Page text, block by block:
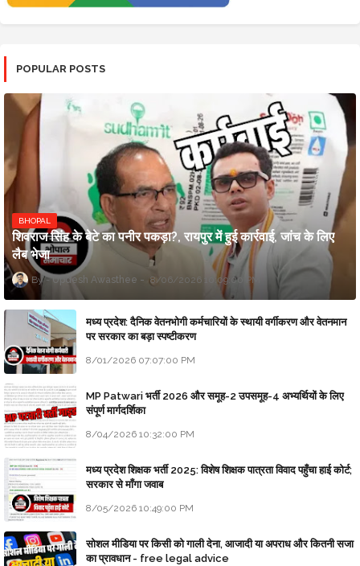
POPULAR POSTS
BHOPAL
शिवराज सिंह के बेटे का पनीर पकड़ा?, रायपुर में हुई कार्रवाई, जांच के लिए
लैब भेजा
Updesh Awasthee 8/06/2026 10:09:00 PM
मध्य प्रदेश: दैनिक वेतनभोगी कर्मचारियों के स्थायी वर्गीकरण और वेतनमान
पर सरकार का बड़ा स्पष्टीकरण
8/01/2026 07:07:00 PM
MP Patwari भर्ती 2026 और समूह-2 उपसमूह-4 अभ्यर्थियों के लिए
संपूर्ण मार्गदर्शिका
8/04/2026 10:32:00 PM
मध्य प्रदेश शिक्षक भर्ती 2025: विशेष शिक्षक पात्रता विवाद पहुँचा हाई कोर्ट;
सरकार से माँगा जवाब
8/05/2026 10:49:00 PM
सोशल मीडिया पर किसी को गाली देना, आजादी या अपराध और कितनी सजा
का प्रावधान - free legal advice